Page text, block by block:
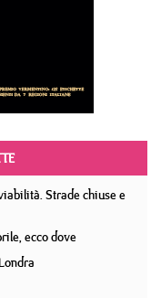
Strade chiuse e
ecco dove